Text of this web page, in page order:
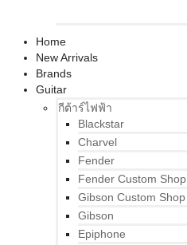
Home
New Arrivals
Brands
Guitar
กีต้าร์ไฟฟ้า
Blackstar
Charvel
Fender
Fender Custom Shop
Gibson Custom Shop
Gibson
Epiphone